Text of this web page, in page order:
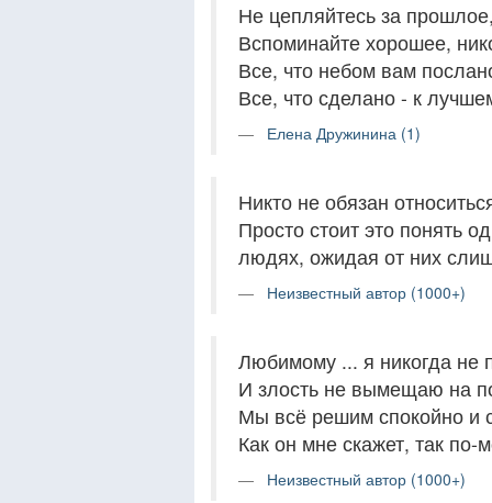
Не цепляйтесь за
Вспоминайте хорошее,
Все, что небом вам
Все, что сделано - к
Елена Дружинина (1)
Никто не обязан
Просто стоит это понять
людях, ожидая от них
Неизвестный автор (1000+)
Любимому ... я никогда не
И злость не вымещаю на
Мы всё решим спокойно и
Как он мне скажет, так по-
Неизвестный автор (1000+)